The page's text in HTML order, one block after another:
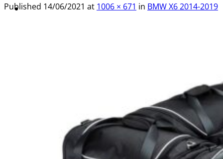
Výpredaj -%
Published 14/06/2021 at 1006 × 671 in BMW X6 2014-2019